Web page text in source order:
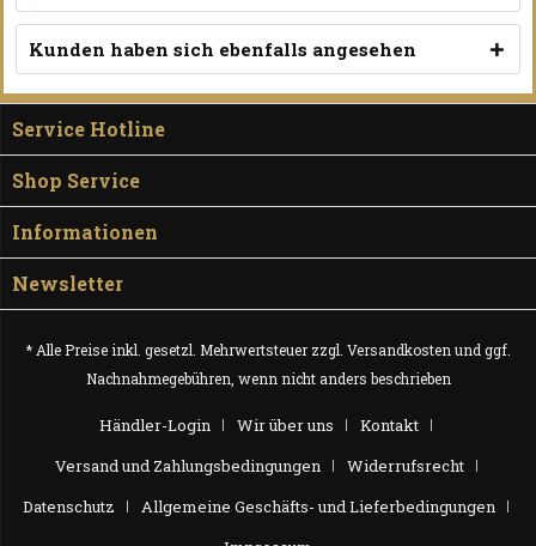
Kunden haben sich ebenfalls angesehen
Service Hotline
Shop Service
Informationen
Newsletter
* Alle Preise inkl. gesetzl. Mehrwertsteuer zzgl. Versandkostenund ggf.
Nachnahmegebühren, wenn nicht anders beschrieben
Händler-Login Wir über uns
Kontakt
Versand und Zahlungsbedingungen
Widerrufsrecht
Datenschutz
Allgemeine Geschäfts- und Lieferbedingungen